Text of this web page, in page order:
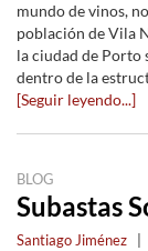
mundo de vinos,
población de Vila
la ciudad de Porto
dentro de la
[Seguir leyendo...]
BLOG
Subastas
Santiago Jiménez